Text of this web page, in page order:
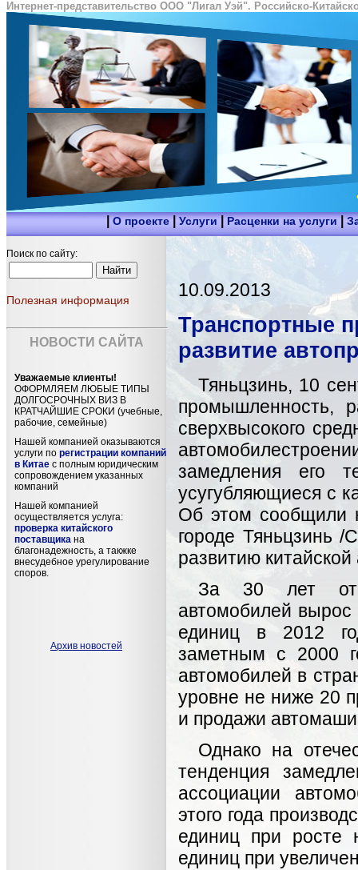
Интернет-представительство ООО "Лигал Уэй". Российско-
|О проекте|Услуги |Расценки на услуги|
Поиск по сайту:
Полезная информация
НОВОСТИ САЙТА
Уважаемые клиенты!
ОФОРМЛЯЕМ ЛЮБЫЕ ТИПЫ
ДОЛГОСРОЧНЫХ ВИЗ В
КРАТЧАЙШИЕ СРОКИ (учебные,
рабочие, семейные)
Нашей компанией оказываются
услуги по регистрации компаний
в Китае с полным юридическим
сопровождением указанных
компаний
Нашей компанией
осуществляется услуга:
проверка китайского
поставщика на
благонадежность, а такжке
внесудебное урегулирование
споров.
Архив новостей
10.09.2013
Транспортные
развитие
Тяньцзинь, 10
промышленность,
сверхвысокого
замедления его
усугубляющиеся с
Об этом сообщили
городе Тяньцзинь
развитию
За 30 лет
автомобилей
единиц в 2012
заметным с 2000
автомобилей в
уровне не ниже 20
и продажи
Однако на
тенденция
ассоциации
этого года
единиц при
единиц при